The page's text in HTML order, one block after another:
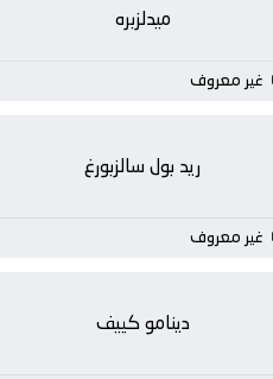
ميدلزبره
غير معروف
ريد بول سالزبورغ
غير معروف
دينامو كييف